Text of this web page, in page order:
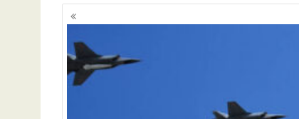
Posts
navigation